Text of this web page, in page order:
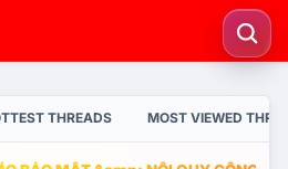
THREADS MOST VIEWED